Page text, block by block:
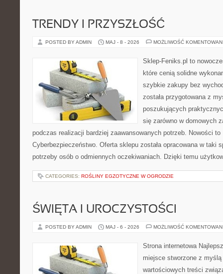
TRENDY I PRZYSZŁOŚĆ
POSTED BY ADMIN MAJ - 8 - 2026 MOŻLIWOŚĆ
Sklep-Feniks.pl to
które cenią solidne
szybkie zakupy bez
została przygotowana z
poszukujących
się zarówno w domowych
podczas realizacji bardziej zaawansowanych potrzeb. Nowości to
Cyberbezpieczeństwo. Oferta sklepu została opracowana w taki
potrzeby osób o odmiennych oczekiwaniach. Dzięki temu
CATEGORIES: ROŚLINY EGZOTYCZNE W OGRODZIE
ŚWIĘTA I UROCZYSTOŚCI
POSTED BY ADMIN MAJ - 6 - 2026 MOŻLIWOŚĆ
Strona internetowa
miejsce stworzone z
wartościowych treści